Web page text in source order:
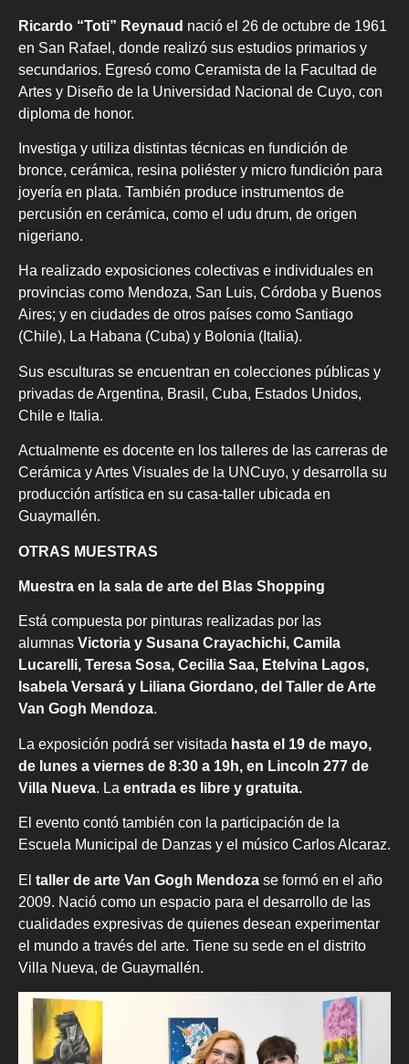
Ricardo “Toti” Reynaud nació el 26 de octubre de 1961
en San Rafael, donde realizó sus estudios primarios y
secundarios. Egresó como Ceramista de la Facultad de
Artes y Diseño de la Universidad Nacional de Cuyo, con
diploma de honor.
Investiga y utiliza distintas técnicas en fundición de
bronce, cerámica, resina poliéster y micro fundición para
joyería en plata. También produce instrumentos de
percusión en cerámica, como el udu drum, de origen
nigeriano.
Ha realizado exposiciones colectivas e individuales en
provincias como Mendoza, San Luis, Córdoba y Buenos
Aires; y en ciudades de otros países como Santiago
(Chile), La Habana (Cuba) y Bolonia (Italia).
Sus esculturas se encuentran en colecciones públicas y
privadas de Argentina, Brasil, Cuba, Estados Unidos,
Chile e Italia.
Actualmente es docente en los talleres de las carreras de
Cerámica y Artes Visuales de la UNCuyo, y desarrolla su
producción artística en su casa-taller ubicada en
Guaymallén.
OTRAS MUESTRAS
Muestra en la sala de arte del Blas Shopping
Está compuesta por pinturas realizadas por las
alumnas Victoria y Susana Crayachichi, Camila
Lucarelli, Teresa Sosa, Cecilia Saa, Etelvina Lagos,
Isabela Versará y Liliana Giordano, del Taller de Arte
Van Gogh Mendoza.
La exposición podrá ser visitada hasta el 19 de mayo,
de lunes a viernes de 8:30 a 19h, en Lincoln 277 de
Villa Nueva. La entrada es libre y gratuita.
El evento contó también con la participación de la
Escuela Municipal de Danzas y el músico Carlos Alcaraz.
El taller de arte Van Gogh Mendoza se formó en el año
2009. Nació como un espacio para el desarrollo de las
cualidades expresivas de quienes desean experimentar
el mundo a través del arte. Tiene su sede en el distrito
Villa Nueva, de Guaymallén.